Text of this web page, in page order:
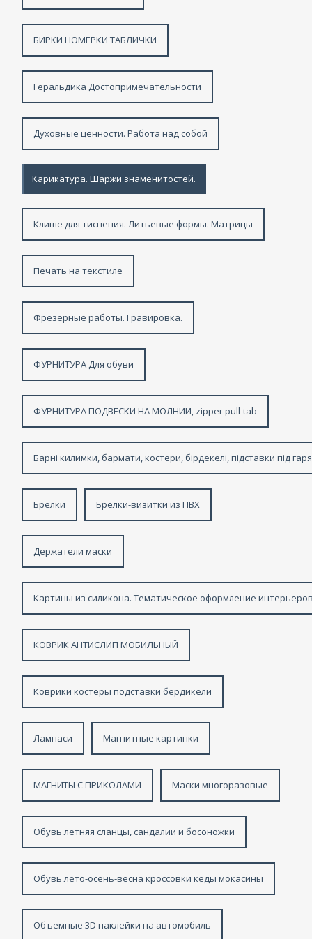
БИРКИ НОМЕРКИ ТАБЛИЧКИ
Геральдика Достопримечательности
Духовные ценности. Работа над собой
Карикатура. Шаржи знаменитостей.
Клише для тиснения. Литьевые формы. Матрицы
Печать на текстиле
Фрезерные работы. Гравировка.
ФУРНИТУРА Для обуви
ФУРНИТУРА ПОДВЕСКИ НА МОЛНИИ, zipper pull-tab
Барні килимки, бармати, костери, бірдекелі, підставки під
Брелки Брелки-визитки из ПВХ
Держатели маски
Картины из силикона. Тематическое оформление
КОВРИК АНТИСЛИП МОБИЛЬНЫЙ
Коврики костеры подставки бердикели
Лампаси Магнитные картинки
МАГНИТЫ С ПРИКОЛАМИ Маски многоразовые
Обувь летняя сланцы, сандалии и босоножки
Обувь лето-осень-весна кроссовки кеды мокасины
Объемные 3D наклейки на автомобиль